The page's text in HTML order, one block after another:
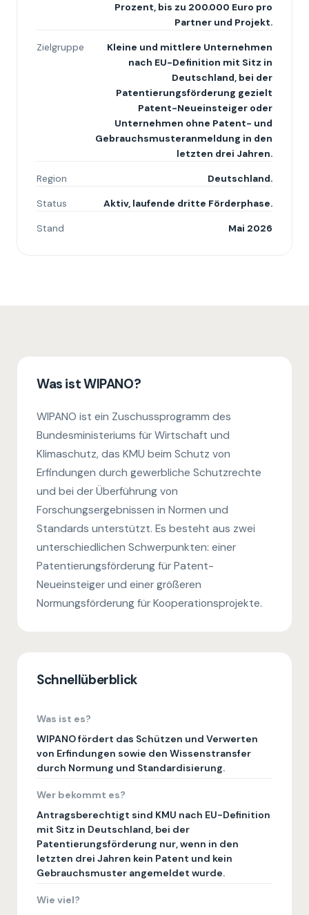
Prozent, bis zu 200.000 Euro pro
Partner und Projekt.
Zielgruppe
Kleine und mittlere Unternehmen
nach EU-Definition mit Sitz in
Deutschland, bei der
Patentierungsförderung gezielt
Patent-Neueinsteiger oder
Unternehmen ohne Patent- und
Gebrauchsmusteranmeldung in den
letzten drei Jahren.
Region
Deutschland.
Status
Aktiv, laufende dritte Förderphase.
Stand
Mai 2026
Was ist WIPANO?
WIPANO ist ein Zuschussprogramm des
Bundesministeriums für Wirtschaft und
Klimaschutz, das KMU beim Schutz von
Erfindungen durch gewerbliche Schutzrechte
und bei der Überführung von
Forschungsergebnissen in Normen und
Standards unterstützt. Es besteht aus zwei
unterschiedlichen Schwerpunkten: einer
Patentierungsförderung für Patent-
Neueinsteiger und einer größeren
Normungsförderung für Kooperationsprojekte.
Schnellüberblick
Was ist es?
WIPANO fördert das Schützen und Verwerten
von Erfindungen sowie den Wissenstransfer
durch Normung und Standardisierung.
Wer bekommt es?
Antragsberechtigt sind KMU nach EU-Definition
mit Sitz in Deutschland, bei der
Patentierungsförderung nur, wenn in den
letzten drei Jahren kein Patent und kein
Gebrauchsmuster angemeldet wurde.
Wie viel?